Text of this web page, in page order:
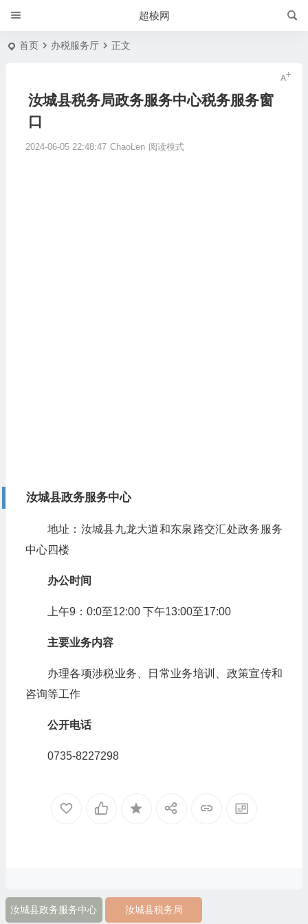
超棱网
首页 办税服务厅 正文
汝城县税务局政务服务中心税务服务窗
口
2024-06-05 22:48:47 ChaoLen 阅读模式
汝城县政务服务中心
地址：汝城县九龙大道和东泉路交汇处政务服务
中心四楼
办公时间
上午9：0:0至12:00 下午13:00至17:00
主要业务内容
办理各项涉税业务、日常业务培训、政策宣传和
咨询等工作
公开电话
0735-8227298
汝城县政务服务中心 汝城县税务局